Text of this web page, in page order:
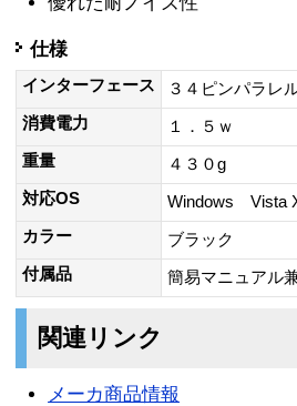
仕様
インターフェース
３４ピンパラレ
消費電力
１．５ｗ
重量
４３０g
対応OS
Windows Vista
カラー
ブラック
付属品
簡易マニュアル
関連リンク
メーカ商品情報